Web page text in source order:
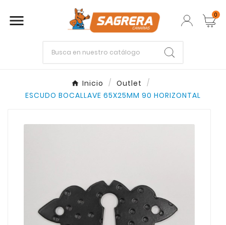
 0
Inicio
Outlet
ESCUDO BOCALLAVE 65X25MM 90 HORIZONTAL